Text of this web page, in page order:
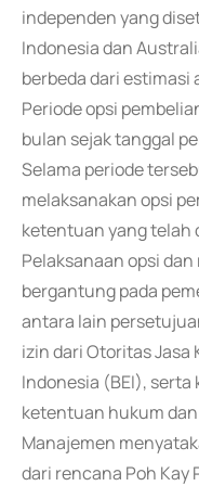
independen yang
Indonesia dan
berbeda dari estimasi
Periode opsi
bulan sejak tanggal
Selama periode
melaksanakan opsi
ketentuan yang telah
Pelaksanaan opsi
bergantung pada
antara lain
izin dari Otoritas Jasa
Indonesia (BEI),
ketentuan hukum
Manajemen
dari rencana Poh Kay